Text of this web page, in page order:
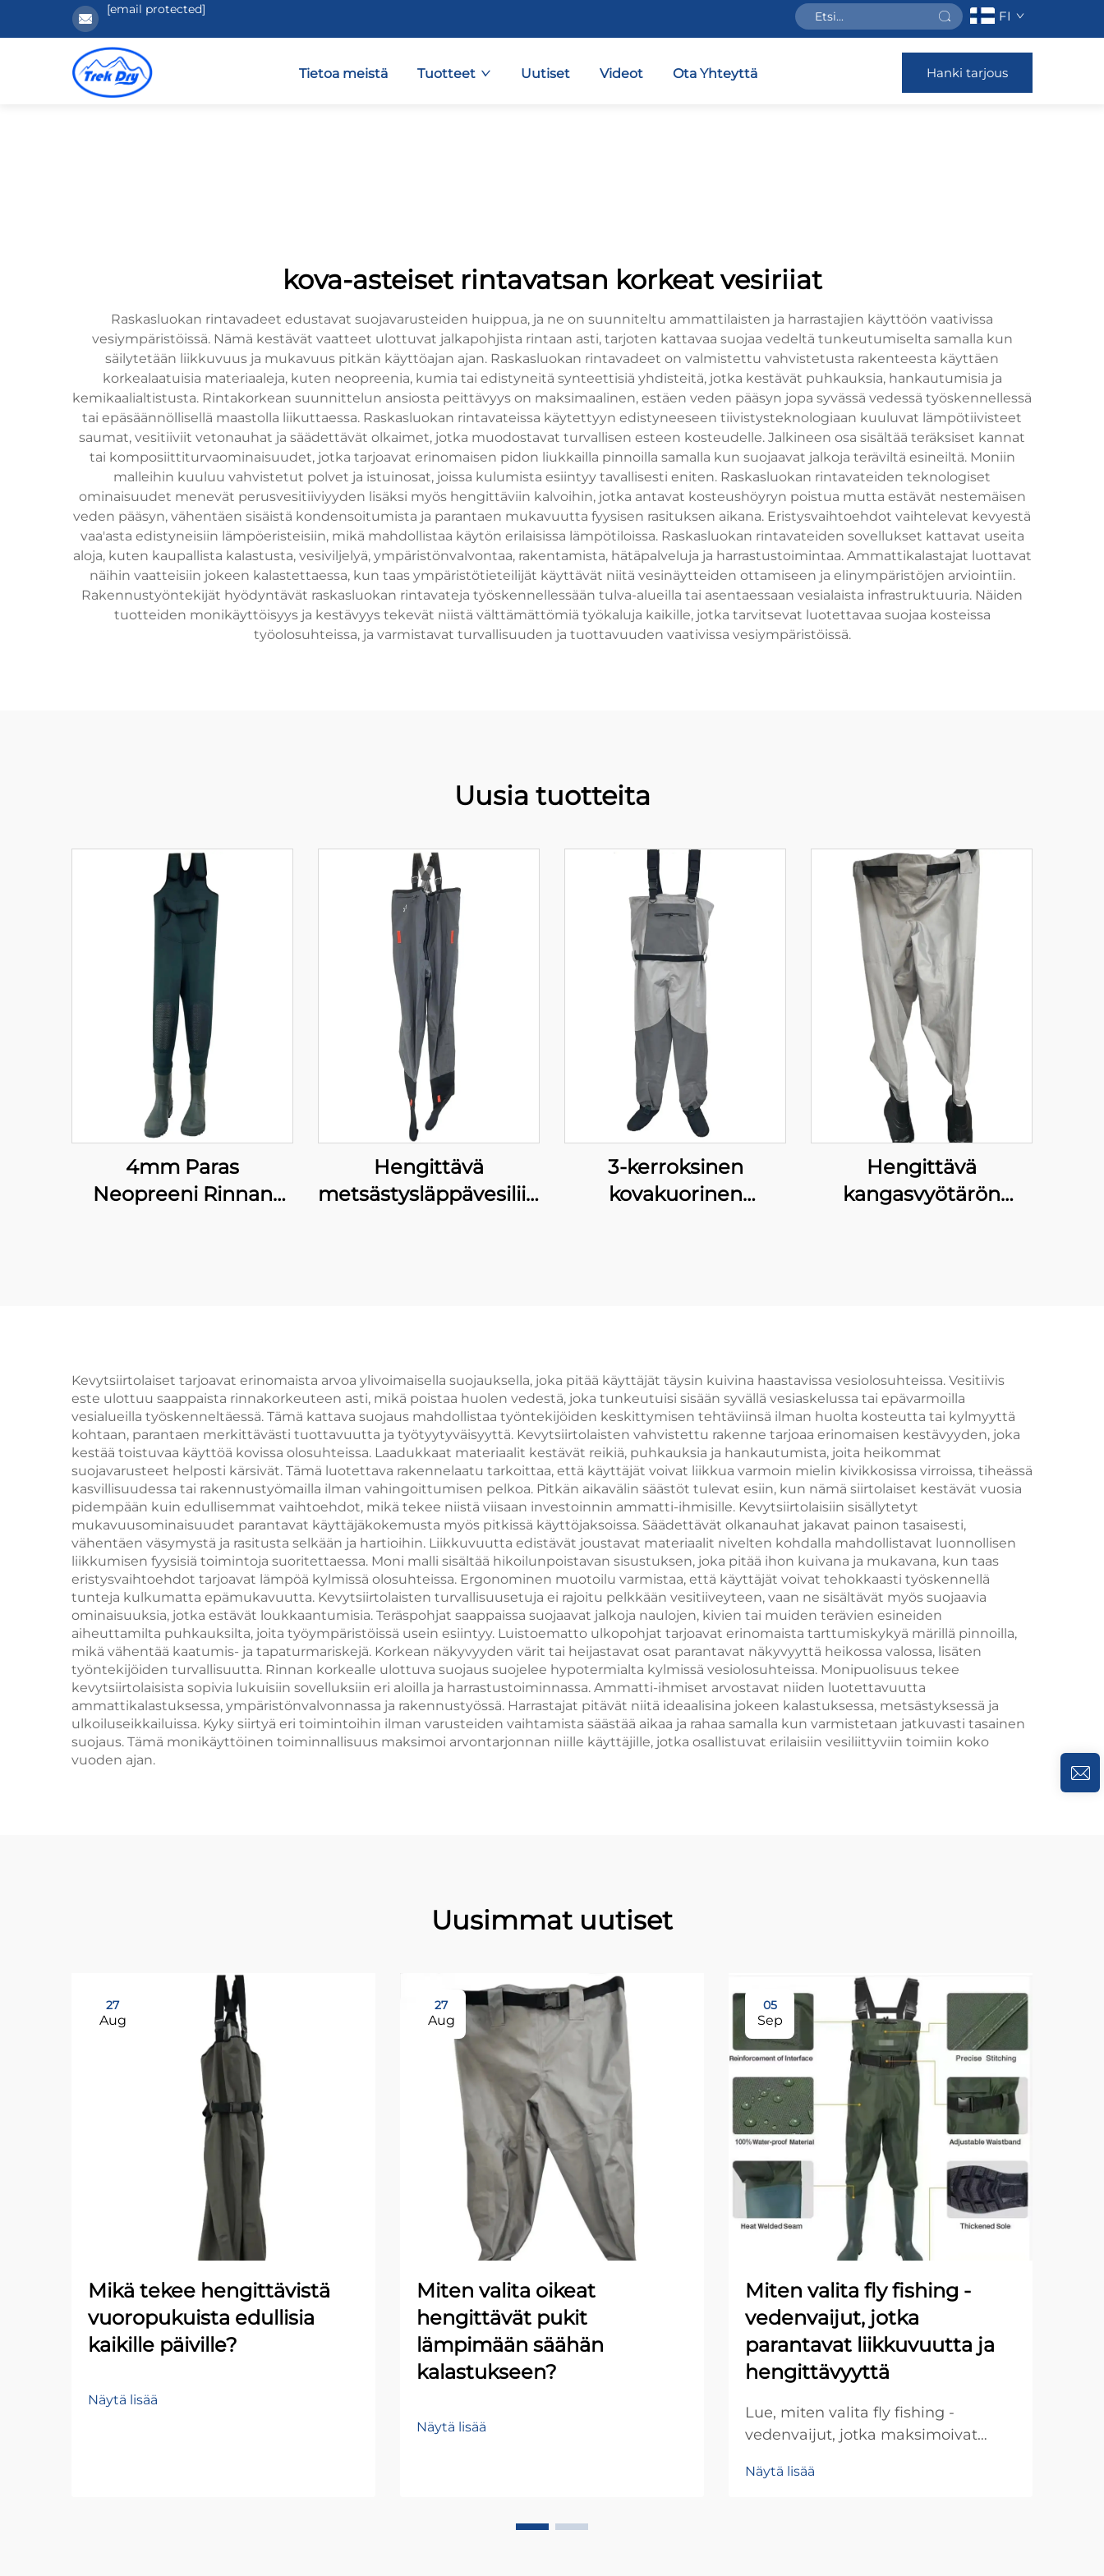
[email protected] FI
Tietoa meistä Tuotteet Uutiset Videot Ota Yhteyttä Hanki tarjous
kova-asteiset rintavatsan korkeat vesiriiat
Raskasluokan rintavadeet edustavat suojavarusteiden huippua, ja ne on suunniteltu ammattilaisten ja harrastajien käyttöön vaativissa
vesiympäristöissä. Nämä kestävät vaatteet ulottuvat jalkapohjista rintaan asti, tarjoten kattavaa suojaa vedeltä tunkeutumiselta samalla kun
säilytetään liikkuvuus ja mukavuus pitkän käyttöajan ajan. Raskasluokan rintavadeet on valmistettu vahvistetusta rakenteesta käyttäen
korkealaatuisia materiaaleja, kuten neopreenia, kumia tai edistyneitä synteettisiä yhdisteitä, jotka kestävät puhkauksia, hankautumisia ja
kemikaalialtistusta. Rintakorkean suunnittelun ansiosta peittävyys on maksimaalinen, estäen veden pääsyn jopa syvässä vedessä työskennellessä
tai epäsäännöllisellä maastolla liikuttaessa. Raskasluokan rintavateissa käytettyyn edistyneeseen tiivistysteknologiaan kuuluvat lämpötiivisteet
saumat, vesitiiviit vetonauhat ja säädettävät olkaimet, jotka muodostavat turvallisen esteen kosteudelle. Jalkineen osa sisältää teräksiset kannat
tai komposiittiturvaominaisuudet, jotka tarjoavat erinomaisen pidon liukkailla pinnoilla samalla kun suojaavat jalkoja teräviltä esineiltä. Moniin
malleihin kuuluu vahvistetut polvet ja istuinosat, joissa kulumista esiintyy tavallisesti eniten. Raskasluokan rintavateiden teknologiset
ominaisuudet menevät perusvesitiiviyyden lisäksi myös hengittäviin kalvoihin, jotka antavat kosteushöyryn poistua mutta estävät nestemäisen
veden pääsyn, vähentäen sisäistä kondensoitumista ja parantaen mukavuutta fyysisen rasituksen aikana. Eristysvaihtoehdot vaihtelevat kevyestä
vaa'asta edistyneisiin lämpöeristeisiin, mikä mahdollistaa käytön erilaisissa lämpötiloissa. Raskasluokan rintavateiden sovellukset kattavat useita
aloja, kuten kaupallista kalastusta, vesiviljelyä, ympäristönvalvontaa, rakentamista, hätäpalveluja ja harrastustoimintaa. Ammattikalastajat luottavat
näihin vaatteisiin jokeen kalastettaessa, kun taas ympäristötieteilijät käyttävät niitä vesinäytteiden ottamiseen ja elinympäristöjen arviointiin.
Rakennustyöntekijät hyödyntävät raskasluokan rintavateja työskennellessään tulva-alueilla tai asentaessaan vesialaista infrastruktuuria. Näiden
tuotteiden monikäyttöisyys ja kestävyys tekevät niistä välttämättömiä työkaluja kaikille, jotka tarvitsevat luotettavaa suojaa kosteissa
työolosuhteissa, ja varmistavat turvallisuuden ja tuottavuuden vaativissa vesiympäristöissä.
Uusia tuotteita
4mm Paras
Neopreeni Rinnan
Hengittävä
metsästysläppävesiliivi,
3-kerroksinen
kovakuorinen
Hengittävä
kangasvyötärön
Kevytsiirtolaiset tarjoavat erinomaista arvoa ylivoimaisella suojauksella, joka pitää käyttäjät täysin kuivina haastavissa vesiolosuhteissa. Vesitiivis
este ulottuu saappaista rinnakorkeuteen asti, mikä poistaa huolen vedestä, joka tunkeutuisi sisään syvällä vesiaskelussa tai epävarmoilla
vesialueilla työskenneltäessä. Tämä kattava suojaus mahdollistaa työntekijöiden keskittymisen tehtäviinsä ilman huolta kosteutta tai kylmyyttä
kohtaan, parantaen merkittävästi tuottavuutta ja työtyytyväisyyttä. Kevytsiirtolaisten vahvistettu rakenne tarjoaa erinomaisen kestävyyden, joka
kestää toistuvaa käyttöä kovissa olosuhteissa. Laadukkaat materiaalit kestävät reikiä, puhkauksia ja hankautumista, joita heikommat
suojavarusteet helposti kärsivät. Tämä luotettava rakennelaatu tarkoittaa, että käyttäjät voivat liikkua varmoin mielin kivikkosissa virroissa, tiheässä
kasvillisuudessa tai rakennustyömailla ilman vahingoittumisen pelkoa. Pitkän aikavälin säästöt tulevat esiin, kun nämä siirtolaiset kestävät vuosia
pidempään kuin edullisemmat vaihtoehdot, mikä tekee niistä viisaan investoinnin ammatti-ihmisille. Kevytsiirtolaisiin sisällytetyt
mukavuusominaisuudet parantavat käyttäjäkokemusta myös pitkissä käyttöjaksoissa. Säädettävät olkanauhat jakavat painon tasaisesti,
vähentäen väsymystä ja rasitusta selkään ja hartioihin. Liikkuvuutta edistävät joustavat materiaalit nivelten kohdalla mahdollistavat luonnollisen
liikkumisen fyysisiä toimintoja suoritettaessa. Moni malli sisältää hikoilunpoistavan sisustuksen, joka pitää ihon kuivana ja mukavana, kun taas
eristysvaihtoehdot tarjoavat lämpöä kylmissä olosuhteissa. Ergonominen muotoilu varmistaa, että käyttäjät voivat tehokkaasti työskennellä
tunteja kulkumatta epämukavuutta. Kevytsiirtolaisten turvallisuusetuja ei rajoitu pelkkään vesitiiveyteen, vaan ne sisältävät myös suojaavia
ominaisuuksia, jotka estävät loukkaantumisia. Teräspohjat saappaissa suojaavat jalkoja naulojen, kivien tai muiden terävien esineiden
aiheuttamilta puhkauksilta, joita työympäristöissä usein esiintyy. Luistoematto ulkopohjat tarjoavat erinomaista tarttumiskykyä märillä pinnoilla,
mikä vähentää kaatumis- ja tapaturmariskejä. Korkean näkyvyyden värit tai heijastavat osat parantavat näkyvyyttä heikossa valossa, lisäten
työntekijöiden turvallisuutta. Rinnan korkealle ulottuva suojaus suojelee hypotermialta kylmissä vesiolosuhteissa. Monipuolisuus tekee
kevytsiirtolaisista sopivia lukuisiin sovelluksiin eri aloilla ja harrastustoiminnassa. Ammatti-ihmiset arvostavat niiden luotettavuutta
ammattikalastuksessa, ympäristönvalvonnassa ja rakennustyössä. Harrastajat pitävät niitä ideaalisina jokeen kalastuksessa, metsästyksessä ja
ulkoiluseikkailuissa. Kyky siirtyä eri toimintoihin ilman varusteiden vaihtamista säästää aikaa ja rahaa samalla kun varmistetaan jatkuvasti tasainen
suojaus. Tämä monikäyttöinen toiminnallisuus maksimoi arvontarjonnan niille käyttäjille, jotka osallistuvat erilaisiin vesiliittyviin toimiin koko
vuoden ajan.
Uusimmat uutiset
27
Aug
Mikä tekee hengittävistä
vuoropukuista edullisia
kaikille päiville?
Näytä lisää
27
Aug
Miten valita oikeat
hengittävät pukit
lämpimään säähän
kalastukseen?
Näytä lisää
05
Sep
Miten valita fly fishing -
vedenvaijut, jotka
parantavat liikkuvuutta ja
hengittävyyttä
Lue, miten valita fly fishing -
vedenvaijut, jotka maksimoivat
Tutustu hengittäviin kankaisiin,
Näytä lisää